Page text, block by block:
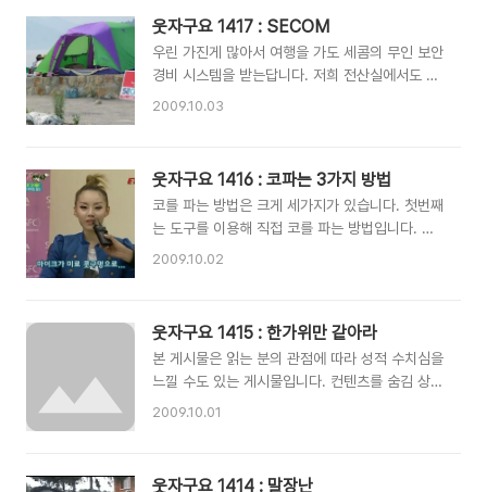
웃자구요 1417 : SECOM
우린 가진게 많아서 여행을 가도 세콤의 무인 보안
경비 시스템을 받는답니다. 저희 전산실에서도 중
요한 정보를 취급하기 때문에 새콤 무인 보안경비
2009.10.03
웃자구요 1416 : 코파는 3가지 방법
코를 파는 방법은 크게 세가지가 있습니다. 첫번째
는 도구를 이용해 직접 코를 파는 방법입니다. 장
점은 손에 이물질을 묻히지 않는다는 거겠지요. 두
손으로 직접 파는거죠. 대한민국 대통령도 애용할
정도의 일반화된 방법이며, 가장 시원하고 큰 만족
감을 얻을 수 있습니다. 단점은 좀 모양 빠진다는
정도?
2009.10.02
웃자구요 1415 : 한가위만 같아라
본 게시물은 읽는 분의 관점에 따라 성적 수치심을
느낄 수도 있는 게시물입니다. 컨텐츠를 숨김 상태
로 포스팅하니, 열기 전에 스스로 판단하시고 거리
2009.10.01
웃자구요 1414 : 말장난